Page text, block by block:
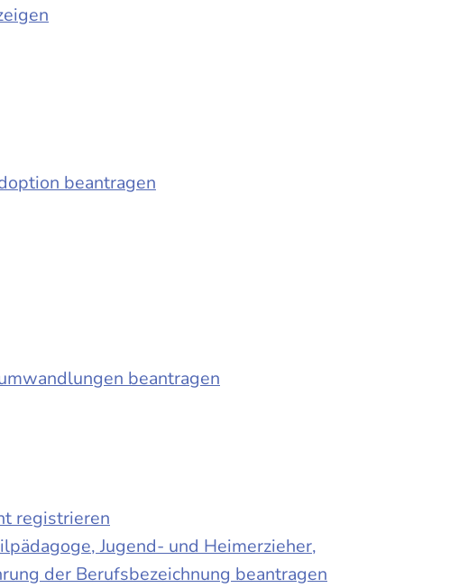
beantragen
beantragen
registrieren
Jugend- und Heimerzieher,
der Berufsbezeichnung beantragen